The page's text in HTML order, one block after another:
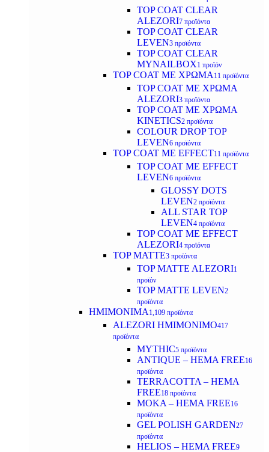
TOP COAT CLEAR
ALEZORI7 προϊόντα
TOP COAT CLEAR
LEVEN3 προϊόντα
TOP COAT CLEAR
MYNAILBOX1 προϊόν
TOP COAT ΜΕ ΧΡΩΜΑ 11 προϊόντα
TOP COAT ΜΕ ΧΡΩΜΑ
ALEZORI3 προϊόντα
TOP COAT ΜΕ ΧΡΩΜΑ
KINETICS2 προϊόντα
COLOUR DROP TOP
LEVEN6 προϊόντα
TOP COAT ΜΕ EFFECT11 προϊόντα
TOP COAT ME EFFECT
LEVEN6 προϊόντα
GLOSSY DOTS
LEVEN2 προϊόντα
ALL STAR TOP
LEVEN4 προϊόντα
TOP COAT ME EFFECT
ALEZORI4 προϊόντα
TOP MATTE3 προϊόντα
TOP MATTE ALEZORI1
προϊόν
TOP MATTE LEVEN2
προϊόντα
ΗΜΙΜΟΝΙΜΑ 1,109 προϊόντα
ALEZORI ΗΜΙΜΟΝΙΜΟ417
προϊόντα
MYTHIC5 προϊόντα
ANTIQUE – HEMA FREE16
προϊόντα
TERRACOTTA – HEMA
FREE18 προϊόντα
MOKA – HEMA FREE16
προϊόντα
GEL POLISH GARDEN27
προϊόντα
HELIOS – HEMA FREE9